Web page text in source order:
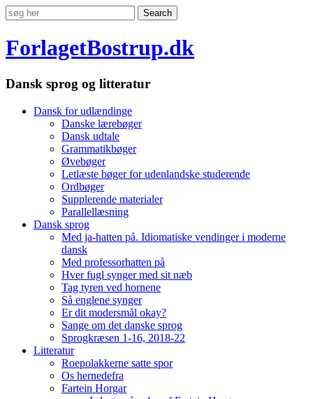
ForlagetBostrup.dk
Dansk sprog og litteratur
Dansk for udlændinge
Danske lærebøger
Dansk udtale
Grammatikbøger
Øvebøger
Letlæste bøger for udenlandske studerende
Ordbøger
Supplerende materialer
Parallellæsning
Dansk sprog
Med ja-hatten på. Idiomatiske vendinger i moderne
dansk
Med professorhatten på
Hver fugl synger med sit næb
Tag tyren ved hornene
Så englene synger
Er dit modersmål okay?
Sange om det danske sprog
Sprogkræsen 1-16, 2018-22
Litteratur
Roepolakkerne satte spor
Os hernedefra
Fartein Horgar